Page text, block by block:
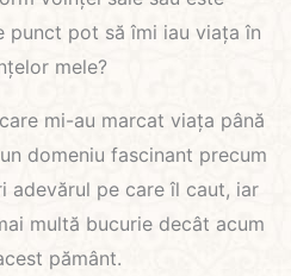
punct pot să îmi iau viața în
mele?
mi-au marcat viața până
domeniu fascinant precum
adevărul pe care îl caut, iar
multă bucurie decât acum
pământ.